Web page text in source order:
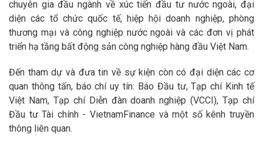
chuyên gia đầu ngành về xúc tiến đầu tư nước ngoài, đại
diện các tổ chức quốc tế, hiệp hội doanh nghiệp, phòng
thương mại và công nghiệp nước ngoài và các đơn vị phát
triển hạ tầng bất động sản công nghiệp hàng đầu Việt Nam.
Đến tham dự và đưa tin về sự kiện còn có đại diện các cơ
quan thông tấn, báo chí uy tín: Báo Đầu tư, Tạp chí Kinh tế
Việt Nam, Tạp chí Diễn đàn doanh nghiệp (VCCI), Tạp chí
Đầu tư Tài chính - VietnamFinance và một số kênh truyền
thông liên quan.